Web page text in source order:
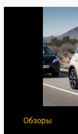
Обзоры